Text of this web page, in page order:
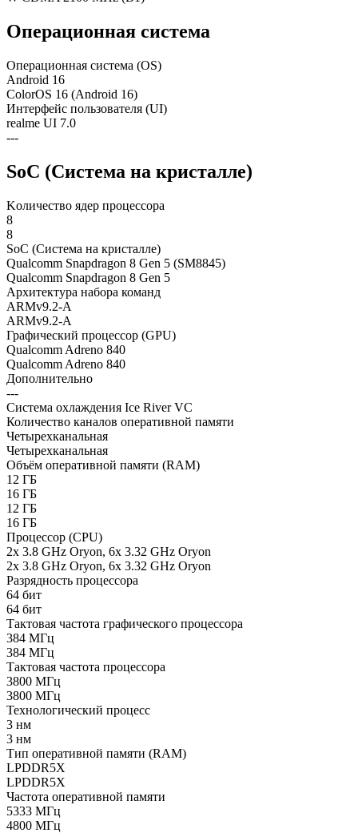
Oперационная система
Oперационная система (OS)
Android 16
ColorOS 16 (Android 16)
Интерфейс пользователя (UI)
realme UI 7.0
---
SoC (Система на кристалле)
Kоличество ядер процессора
8
8
SoC (Система на кристалле)
Qualcomm Snapdragon 8 Gen 5 (SM8845)
Qualcomm Snapdragon 8 Gen 5
Архитектура набора команд
ARMv9.2-A
ARMv9.2-A
Графический процессор (GPU)
Qualcomm Adreno 840
Qualcomm Adreno 840
Дополнительно
---
Система охлаждения Ice River VC
Количество каналов оперативной памяти
Четырехканальная
Четырехканальная
Объём оперативной памяти (RAM)
12 ГБ
16 ГБ
12 ГБ
16 ГБ
Процессор (CPU)
2x 3.8 GHz Oryon, 6x 3.32 GHz Oryon
2x 3.8 GHz Oryon, 6x 3.32 GHz Oryon
Разрядность процессора
64 бит
64 бит
Тактовая частота графического процессора
384 МГц
384 МГц
Тактовая частота процессора
3800 МГц
3800 МГц
Технологический процесс
3 нм
3 нм
Тип оперативной памяти (RAM)
LPDDR5X
LPDDR5X
Частота оперативной памяти
5333 МГц
4800 МГц